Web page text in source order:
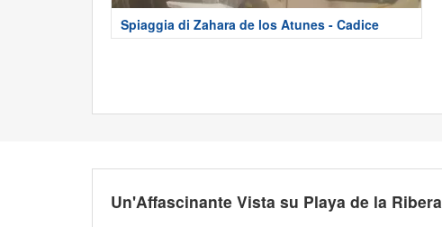
Spiaggia di Zahara de los Atunes - Cadice
Un'Affascinante Vista su Playa de la Ribera